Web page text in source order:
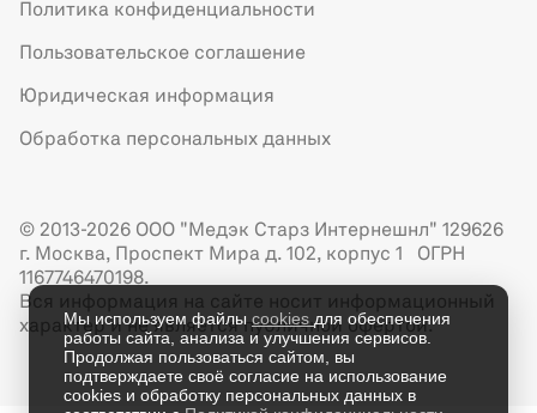
Политика конфиденциальности
Пользовательское соглашение
Юридическая информация
Обработка персональных данных
© 2013-2026 ООО "Медэк Старз Интернешнл" 129626
г. Москва, Проспект Мира д. 102, корпус 1 ОГРН
1167746470198.
Вся информация на сайте носит информационный
характер и не является публичной офертой.
Мы используем файлыcookies для обеспечения
работы сайта, анализа и улучшения сервисов.
Продолжая пользоваться сайтом, вы
подтверждаете своё согласие на использование
cookies и обработку персональных данных в